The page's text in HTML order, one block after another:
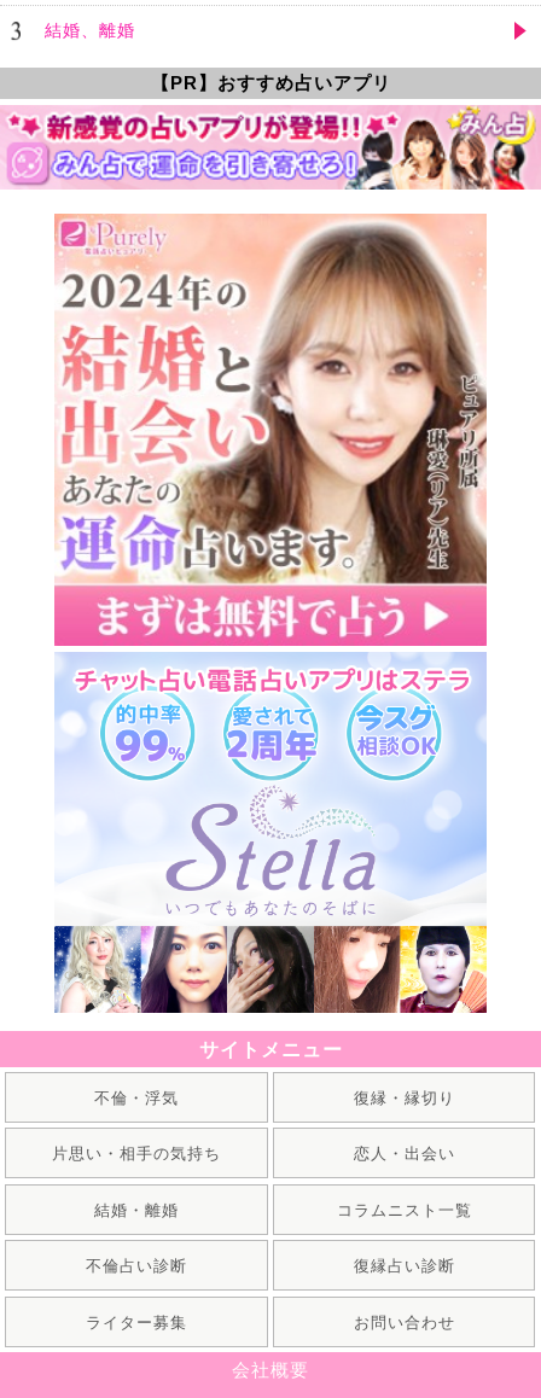
結婚、離婚
【PR】おすすめ占いアプリ
サイトメニュー
不倫・浮気 復縁・縁切り
片思い・相手の気持ち 恋人・出会い
結婚・離婚 コラムニスト一覧
不倫占い診断 復縁占い診断
ライター募集 お問い合わせ
会社概要